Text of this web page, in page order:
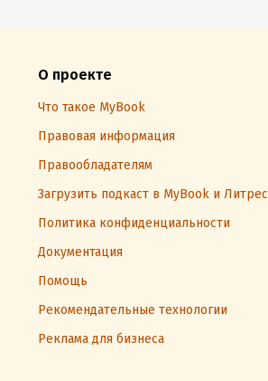
О проекте
Что такое MyBook
Правовая информация
Правообладателям
Загрузить подкаст в MyBook и Литрес
Политика конфиденциальности
Документация
Помощь
Рекомендательные технологии
Реклама для бизнеса